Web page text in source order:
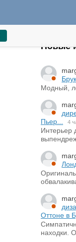
Новые
Модный,
Пьер...
4
Интерьер
Оттоне в
находки.